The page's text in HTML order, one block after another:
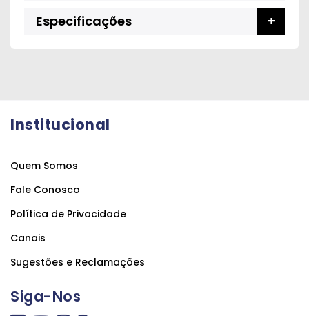
Especificações
Institucional
Quem Somos
Fale Conosco
Política de Privacidade
Canais
Sugestões e Reclamações
Siga-Nos